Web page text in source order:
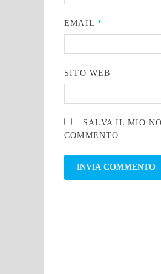
EMAIL *
SITO WEB
SALVA IL MIO
COMMENTO.